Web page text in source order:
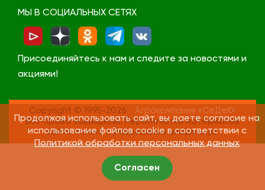
МЫ В СОЦИАЛЬНЫХ СЕТЯХ
Присоединяйтесь к нам и следите за новостями и
акциями!
Copyright © 1995-2026
Агрокомпания «СеДеК»
Все права защищены. Перепечатка материалов
сайта только с разрешения владельца.
Продолжая использовать сайт, вы даете согласие на
использование файлов cookie в соответствии с
Политикой обработки персональных данных
Согласен